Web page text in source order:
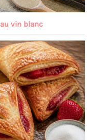
vin blanc